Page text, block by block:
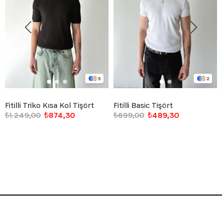
5
Fitilli Triko Kısa Kol Tişört
₺874,30
₺1.249,00
2
Fitilli Basic Tişört
₺489,30
₺699,00